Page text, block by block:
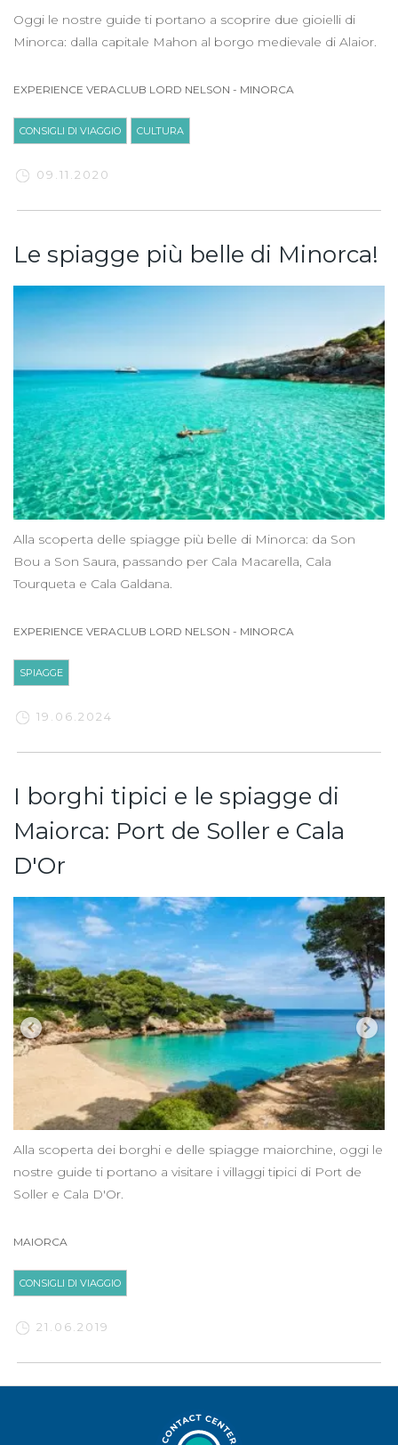
Oggi le nostre guide ti portano a scoprire due gioielli di
Minorca: dalla capitale Mahon al borgo medievale di Alaior.
EXPERIENCE VERACLUB LORD NELSON - MINORCA
CONSIGLI DI VIAGGIO CULTURA
09.11.2020
Le spiagge più belle di Minorca!
Alla scoperta delle spiagge più belle di Minorca: da Son
Bou a Son Saura, passando per Cala Macarella, Cala
Tourqueta e Cala Galdana.
EXPERIENCE VERACLUB LORD NELSON - MINORCA
SPIAGGE
19.06.2024
I borghi tipici e le spiagge di
Maiorca: Port de Soller e Cala
D'Or
Alla scoperta dei borghi e delle spiagge maiorchine, oggi le
nostre guide ti portano a visitare i villaggi tipici di Port de
Soller e Cala D'Or.
MAIORCA
CONSIGLI DI VIAGGIO
21.06.2019